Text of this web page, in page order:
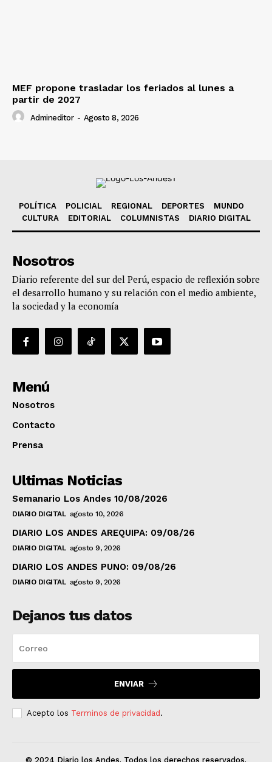
MEF propone trasladar los feriados al lunes a
partir de 2027
Admineditor - Agosto 8, 2026
POLÍTICA POLICIAL REGIONAL DEPORTES
MUNDO
CULTURA
EDITORIAL COLUMNISTAS DIARIO DIGITAL
Nosotros
Diario referente del sur del Perú, espacio de reflexión sobre
el desarrollo humano y su relación con el medio ambiente,
la sociedad y la economía
Menú
Nosotros
Contacto
Prensa
Ultimas Noticias
Semanario Los Andes 10/08/2026
DIARIO DIGITAL agosto 10, 2026
DIARIO LOS ANDES AREQUIPA: 09/08/26
DIARIO DIGITAL agosto 9, 2026
DIARIO LOS ANDES PUNO: 09/08/26
DIARIO DIGITAL agosto 9, 2026
Dejanos tus datos
ENVIAR
Acepto los Terminos de privacidad.
© 2024 Diario los Andes. Todos los derechos reservados.